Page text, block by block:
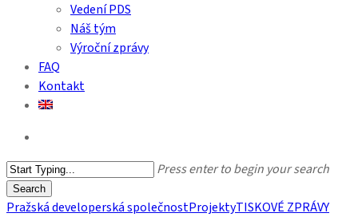
Vedení PDS
Náš tým
Výroční zprávy
FAQ
Kontakt
Press enter to begin your search
Search
Close
Pražská developerská společnostProjektyTISKOVÉ ZPRÁVY